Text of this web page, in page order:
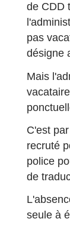
de CDD
pas
désigne
Mais
C'est
recruté
police
de
seule à